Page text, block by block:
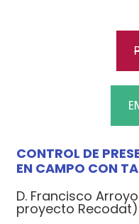
CONTROL DE
EN CAMPO CON
D. Francisco
proyecto Recodat)